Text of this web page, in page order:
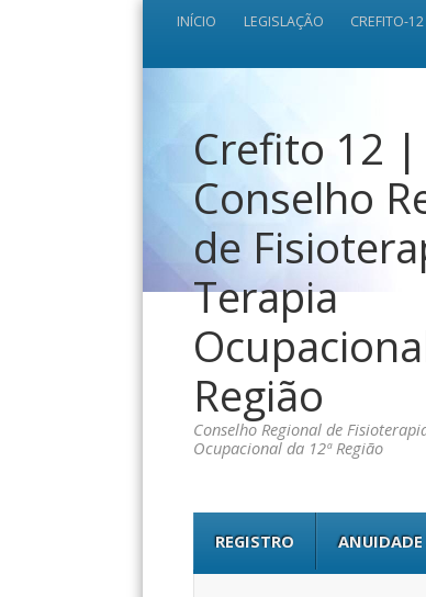
INÍCIO LEGISLAÇÃO CREFITO-12
Crefito 12 |
Conselho
de
Terapia
Região
Conselho Regional de
Ocupacional da 12ª Região
REGISTRO